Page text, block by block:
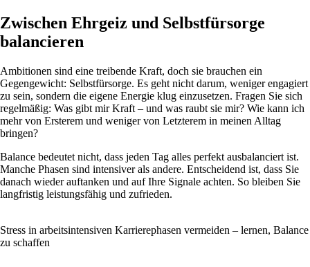
Zwischen Ehrgeiz und Selbstfürsorge
balancieren
Ambitionen sind eine treibende Kraft, doch sie brauchen ein
Gegengewicht: Selbstfürsorge. Es geht nicht darum, weniger engagiert
zu sein, sondern die eigene Energie klug einzusetzen. Fragen Sie sich
regelmäßig: Was gibt mir Kraft – und was raubt sie mir? Wie kann ich
mehr von Ersterem und weniger von Letzterem in meinen Alltag
bringen?
Balance bedeutet nicht, dass jeden Tag alles perfekt ausbalanciert ist.
Manche Phasen sind intensiver als andere. Entscheidend ist, dass Sie
danach wieder auftanken und auf Ihre Signale achten. So bleiben Sie
langfristig leistungsfähig und zufrieden.
Stress in arbeitsintensiven Karrierephasen vermeiden – lernen, Balance
zu schaffen